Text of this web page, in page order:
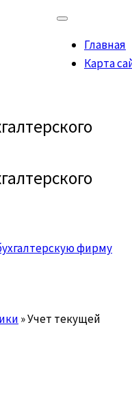
Главная
Карта
фирму
»Учет текущей